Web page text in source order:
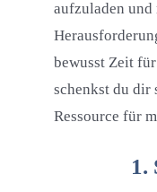
aufzuladen
bewusst Zeit
schenkst du dir
Ressource für
1.